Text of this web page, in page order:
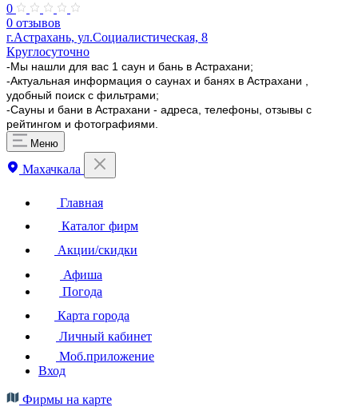
0
0 отзывов
г.Астрахань, ул.Социалистическая, 8
Круглосуточно
-Мы нашли для вас 1 саун и бань в Астрахани;
-Актуальная информация о саунах и банях в Астрахани ,
удобный поиск с фильтрами;
-Сауны и бани в Астрахани - адреса, телефоны, отзывы с
рейтингом и фотографиями.
Меню
Махачкала
Главная
Каталог фирм
Акции/скидки
Афиша
Погода
Карта города
Личный кабинет
Моб.приложение
Вход
Фирмы на карте